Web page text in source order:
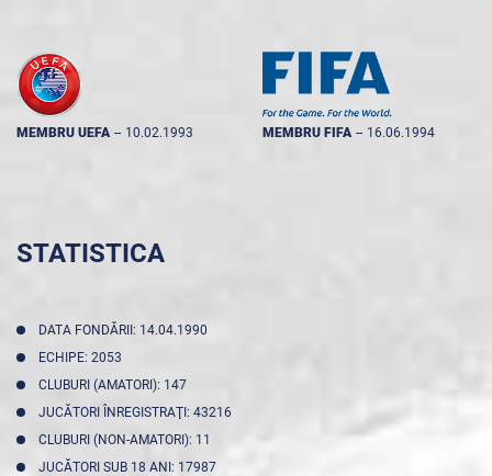
MEMBRU UEFA -- 10.02.1993 MEMBRU FIFA -- 16.06.1994
STATISTICA
DATA FONDĂRII: 14.04.1990
ECHIPE: 2053
CLUBURI (AMATORI): 147
JUCĂTORI ÎNREGISTRAŢI: 43216
CLUBURI (NON-AMATORI): 11
JUCĂTORI SUB 18 ANI: 17987